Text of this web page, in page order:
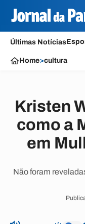
Últimas Notícias
Home>cultura
Kristen
como a
em
Não foram